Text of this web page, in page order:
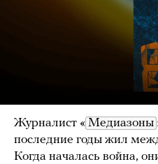
Журналист « Медиазоны
последние годы жил
Когда началась война,